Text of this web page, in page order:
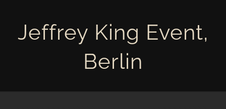
Jeffrey King Event,
Berlin